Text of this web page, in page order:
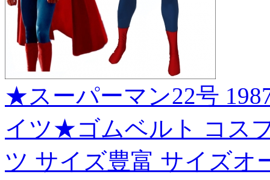
★スーパーマン22号
イツ★ゴムベルト コスプ
ツ サイズ豊富 サイズオ